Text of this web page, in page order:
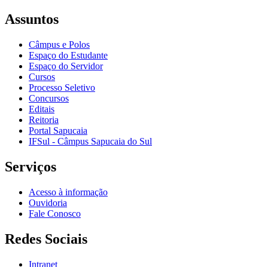
Assuntos
Câmpus e Polos
Espaço do Estudante
Espaço do Servidor
Cursos
Processo Seletivo
Concursos
Editais
Reitoria
Portal Sapucaia
IFSul - Câmpus Sapucaia do Sul
Serviços
Acesso à informação
Ouvidoria
Fale Conosco
Redes Sociais
Intranet